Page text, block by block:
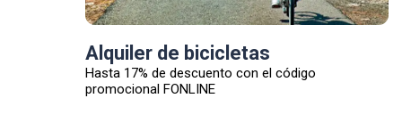
Alquiler de bicicletas
Hasta 17% de descuento con el código
promocional FONLINE